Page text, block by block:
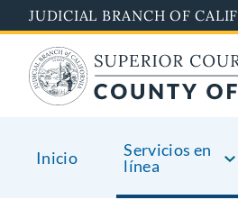
to
main
content
JUDICIAL BRANCH OF
Inicio
Servicios en
línea